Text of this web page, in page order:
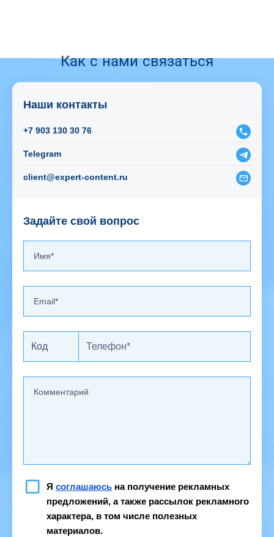
Как с нами связаться
Наши контакты
+7 903 130 30 76
Telegram
client@expert-content.ru
Задайте свой вопрос
Код
Я соглашаюсь на получение рекламных
предложений, а также рассылок рекламного
характера, в том числе полезных
материалов.